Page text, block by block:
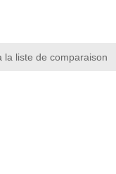
la liste de comparaison